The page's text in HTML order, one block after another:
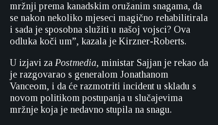
mržnji prema kanadskim oružanim snagama, da
se nakon nekoliko mjeseci magično rehabilitirala
i sada je sposobna služiti u našoj vojsci? Ova
odluka koči um”, kazala je Kirzner-Roberts.
U izjavi za Postmedia, ministar Sajjan je rekao da
je razgovarao s generalom Jonathanom
Vanceom, i da će razmotriti incident u skladu s
novom politikom postupanja u slučajevima
mržnje koja je nedavno stupila na snagu.